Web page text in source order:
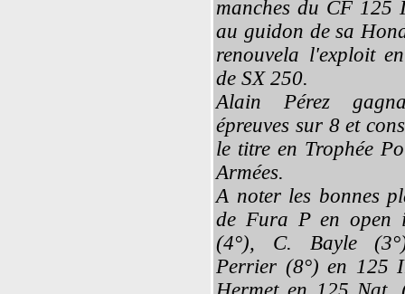
manches du CF 125
au guidon de sa
renouvela l'exploit
de SX 250.
Alain Pérez
épreuves sur 8 et
le titre en Trophée
Armées.
A noter les bonnes
de Fura P en open
(4°), C. Bayle
Perrier (8°) en 125